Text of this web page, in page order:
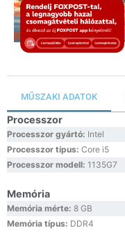
MŰSZAKI ADATOK
Processzor
Processzor gyártó: Intel
Processzor típus: Core i5
Processzor modell: 1135G7
Memória
Memória mérte: 8 GB
Memória típus: DDR4